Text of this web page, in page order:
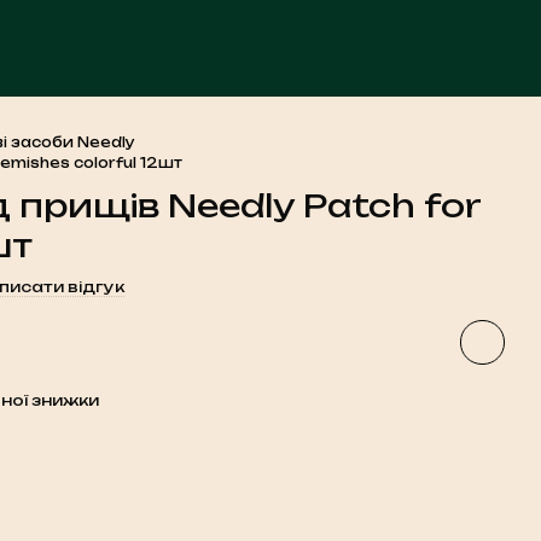
засоби Needly
colorful 12шт
прищів Needly Patch for
відгук
знижки